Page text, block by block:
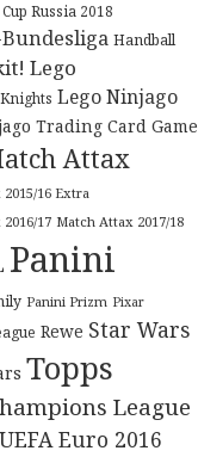
Russia 2018
Handball
Lego
Lego Ninjago
Trading Card Game
Attax
16 Extra
17 Match Attax 2017/18
Panini
Panini Prizm Pixar
Rewe Star Wars
Topps
League
UEFA Euro 2016